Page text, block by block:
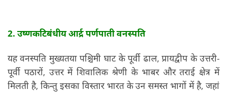
2. उष्णकटिबंधीय आर्द्र पर्णपाती वनस्पति
यह वनस्पति मुख्यतया पश्चिमी घाट के पूर्वी ढाल, प्रायद्वीप के उत्तरी-
पूर्वी पठारों, उत्तर में शिवालिक श्रेणी के भाबर और तराई क्षेत्र में
मिलती है, किन्तु इसका विस्तार भारत के उन समस्त भागों में है, जहां